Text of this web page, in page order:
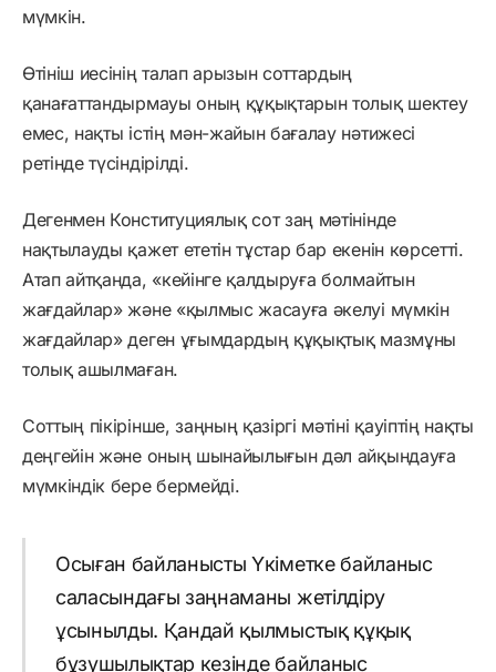
мүмкін.
Өтініш иесінің талап арызын соттардың
қанағаттандырмауы оның құқықтарын толық шектеу
емес, нақты істің мән-жайын бағалау нәтижесі
ретінде түсіндірілді.
Дегенмен Конституциялық сот заң мәтінінде
нақтылауды қажет ететін тұстар бар екенін көрсетті.
Атап айтқанда, «кейінге қалдыруға болмайтын
жағдайлар» және «қылмыс жасауға әкелуі мүмкін
жағдайлар» деген ұғымдардың құқықтық мазмұны
толық ашылмаған.
Соттың пікірінше, заңның қазіргі мәтіні қауіптің нақты
деңгейін және оның шынайылығын дәл айқындауға
мүмкіндік бере бермейді.
Осыған байланысты Үкіметке байланыс
саласындағы заңнаманы жетілдіру
ұсынылды. Қандай қылмыстық құқық
бұзушылықтар кезінде байланыс